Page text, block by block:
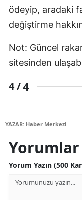
ödeyip, aradaki
değiştirme
Not: Güncel
sitesinden
4 /4
YAZAR: Haber Merkezi
Yorumlar
Yorum Yazın (500